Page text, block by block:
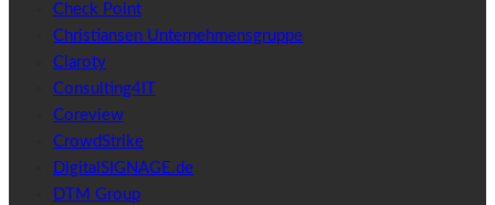
Check Point
Christiansen Unternehmensgruppe
Claroty
Consulting4IT
Coreview
CrowdStrike
DigitalSIGNAGE.de
DTM Group